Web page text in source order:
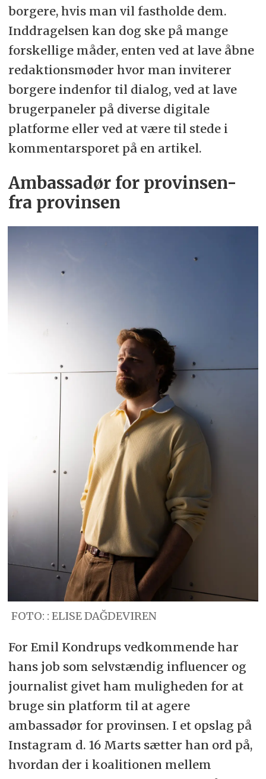
borgere, hvis man vil fastholde dem.
Inddragelsen kan dog ske på mange
forskellige måder, enten ved at lave åbne
redaktionsmøder hvor man inviterer
borgere indenfor til dialog, ved at lave
brugerpaneler på diverse digitale
platforme eller ved at være til stede i
kommentarsporet på en artikel.
Ambassadør for provinsen-
fra provinsen
FOTO: : ELISE DAĞDEVIREN
For Emil Kondrups vedkommende har
hans job som selvstændig influencer og
journalist givet ham muligheden for at
bruge sin platform til at agere
ambassadør for provinsen. I et opslag på
Instagram d. 16 Marts sætter han ord på,
hvordan der i koalitionen mellem